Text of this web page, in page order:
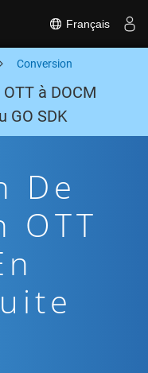
Français
Conversion
à DOCM
GO SDK
De
OTT